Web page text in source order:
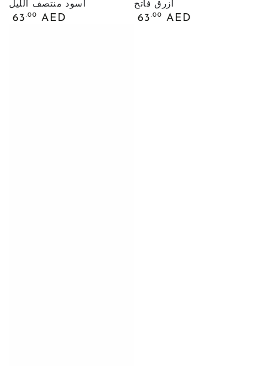
أسود منتصف الليل
السعر
63.00 AED
أزرق فاتح
السعر
63.00 AED